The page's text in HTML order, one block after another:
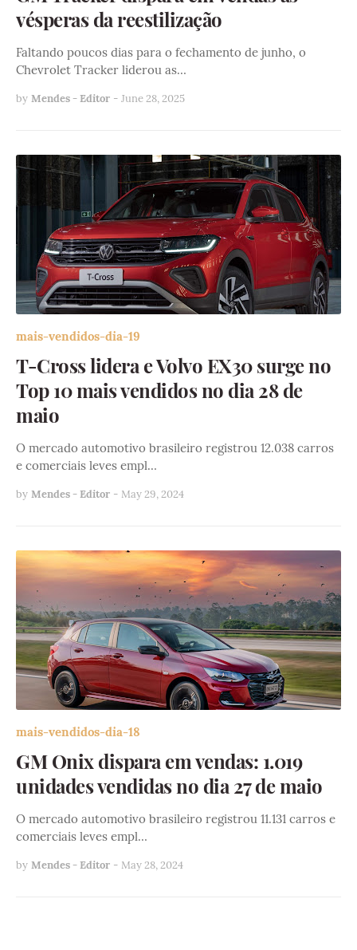
vésperas da reestilização
Faltando poucos dias para o fechamento de junho, o
Chevrolet Tracker liderou as…
by Mendes - Editor - June 28, 2025
mais-vendidos-dia-19
T-Cross lidera e Volvo EX30 surge no
Top 10 mais vendidos no dia 28 de
maio
O mercado automotivo brasileiro registrou 12.038 carros
e comerciais leves empl…
by Mendes - Editor - May 29, 2024
mais-vendidos-dia-18
GM Onix dispara em vendas: 1.019
unidades vendidas no dia 27 de maio
O mercado automotivo brasileiro registrou 11.131 carros e
comerciais leves empl…
by Mendes - Editor - May 28, 2024